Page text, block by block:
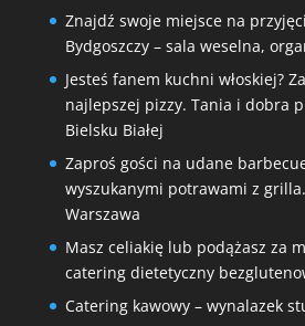
Znajdź swoje miejsce na
Bydgoszczy – sala weselna,
Jesteś fanem kuchni włoskiej?
najlepszej pizzy. Tania i dobra
Bielsku Białej
Zaproś gości na udane
wyszukanymi potrawami z
Warszawa
Masz celiakię lub podążasz za
catering dietetyczny
Catering kawowy – wynalazek